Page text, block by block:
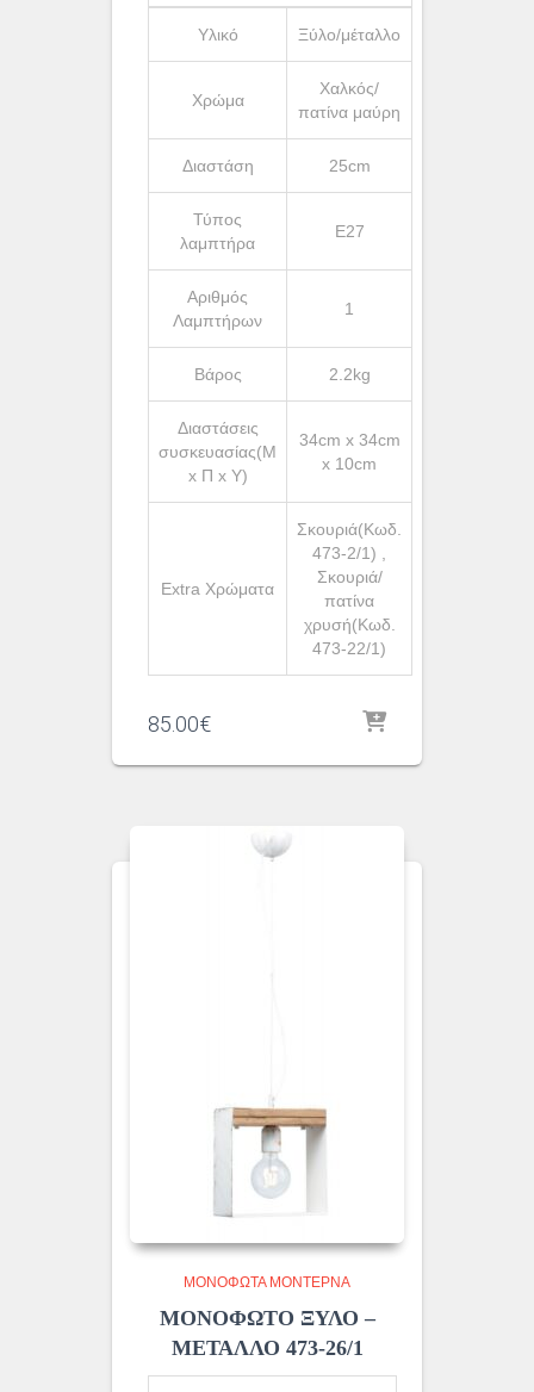
Υλικό Ξύλο/μέταλλο
Χρώμα
Χαλκός/
πατίνα μαύρη
Διαστάση 25cm
Τύπος
λαμπτήρα
Ε27
Αριθμός
Λαμπτήρων
1
Βάρος 2.2kg
Διαστάσεις
συσκευασίας(Μ
x Π x Υ)
34cm x 34cm
x 10cm
Extra Χρώματα
Σκουριά(Κωδ.
473-2/1) ,
Σκουριά/
πατίνα
χρυσή(Κωδ.
473-22/1)
85.00€
ΜΟΝΌΦΩΤΑ ΜΟΝΤΈΡΝΑ
ΜΟΝΟΦΩΤΟ ΞΥΛΟ –
ΜΕΤΑΛΛΟ 473-26/1